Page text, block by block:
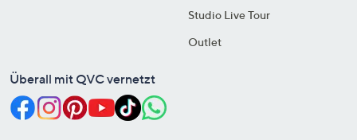
Studio Live Tour
Outlet
Überall mit QVC vernetzt